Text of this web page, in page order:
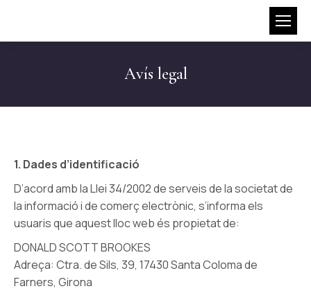
Avís legal
1. Dades d’identificació
D’acord amb la Llei 34/2002 de serveis de la societat de
la informació i de comerç electrònic, s’informa els
usuaris que aquest lloc web és propietat de:
DONALD SCOTT BROOKES
Adreça: Ctra. de Sils, 39, 17430 Santa Coloma de
Farners, Girona